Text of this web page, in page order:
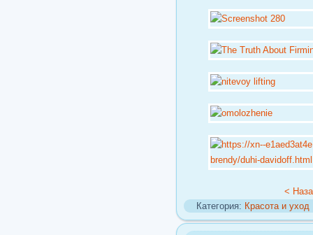
<
Категория: Красота и уход